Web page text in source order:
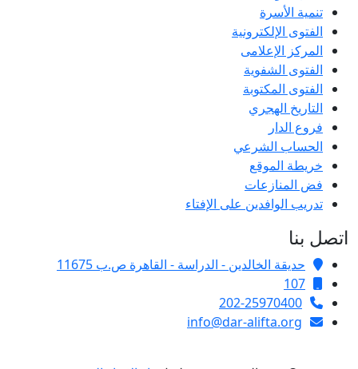
تنمية الأسرة
الفتوى الإلكترونية
المركز الإعلامى
الفتوى الشفوية
الفتوى المكتوبة
التاريخ الهجري
فروع الدار
الحساب الشرعي
خريطة الموقع
فض المنازعات
تدريب الوافدين على الإفتاء
اتصل بنا
حديقة الخالدين - الدراسة - القاهرة ص.ب 11675
107
202-25970400
info@dar-alifta.org